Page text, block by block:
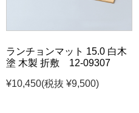
ランチョンマット 15.0 白木
塗 木製 折敷 12-09307
¥10,450(税抜 ¥9,500)